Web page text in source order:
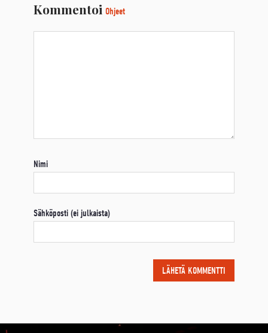
Kommentoi Ohjeet
Nimi
Sähköposti (ei julkaista)